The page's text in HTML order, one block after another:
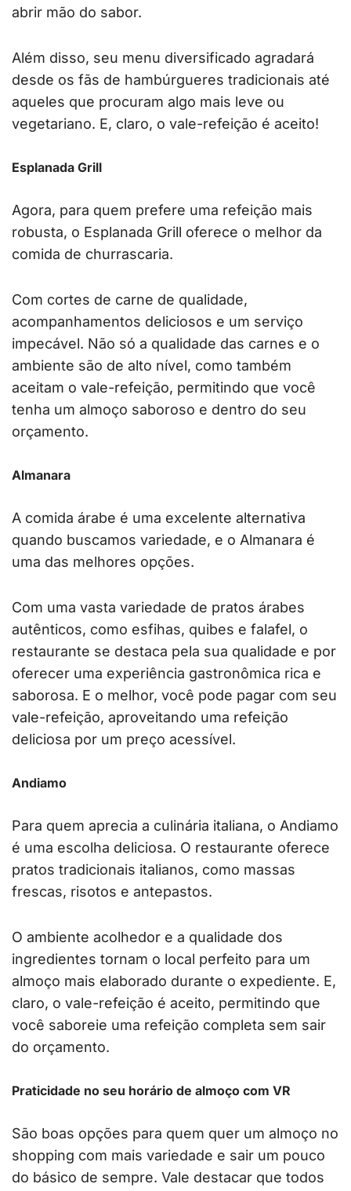
abrir mão do sabor.
Além disso, seu menu diversificado agradará
desde os fãs de hambúrgueres tradicionais até
aqueles que procuram algo mais leve ou
vegetariano. E, claro, o vale-refeição é aceito!
Esplanada Grill
Agora, para quem prefere uma refeição mais
robusta, o Esplanada Grill oferece o melhor da
comida de churrascaria.
Com cortes de carne de qualidade,
acompanhamentos deliciosos e um serviço
impecável. Não só a qualidade das carnes e o
ambiente são de alto nível, como também
aceitam o vale-refeição, permitindo que você
tenha um almoço saboroso e dentro do seu
orçamento.
Almanara
A comida árabe é uma excelente alternativa
quando buscamos variedade, e o Almanara é
uma das melhores opções.
Com uma vasta variedade de pratos árabes
autênticos, como esfihas, quibes e falafel, o
restaurante se destaca pela sua qualidade e por
oferecer uma experiência gastronômica rica e
saborosa. E o melhor, você pode pagar com seu
vale-refeição, aproveitando uma refeição
deliciosa por um preço acessível.
Andiamo
Para quem aprecia a culinária italiana, o Andiamo
é uma escolha deliciosa. O restaurante oferece
pratos tradicionais italianos, como massas
frescas, risotos e antepastos.
O ambiente acolhedor e a qualidade dos
ingredientes tornam o local perfeito para um
almoço mais elaborado durante o expediente. E,
claro, o vale-refeição é aceito, permitindo que
você saboreie uma refeição completa sem sair
do orçamento.
Praticidade no seu horário de almoço com VR
São boas opções para quem quer um almoço no
shopping com mais variedade e sair um pouco
do básico de sempre. Vale destacar que todos